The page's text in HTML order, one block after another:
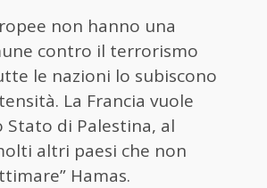
non hanno una
contro il terrorismo
le nazioni lo subiscono
La Francia vuole
Stato di Palestina, al
altri paesi che non
Hamas.